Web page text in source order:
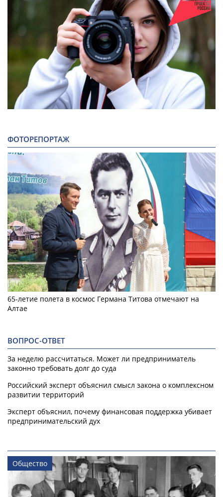
ФОТОРЕПОРТАЖ
65-летие полета в космос Германа Титова отмечают на
Алтае
ВОПРОС-ОТВЕТ
За неделю рассчитаться. Может ли предприниматель
законно требовать долг до суда
Российский эксперт объяснил смысл закона о комплексном
развитии территорий
Эксперт объяснил, почему финансовая поддержка убивает
предпринимательский дух
Общество